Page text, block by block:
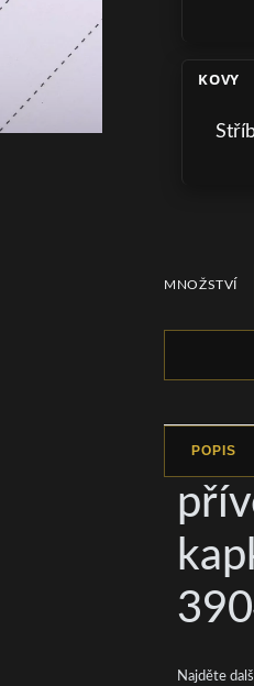
KOVY
MNOŽSTVÍ
POPIS
Najděte